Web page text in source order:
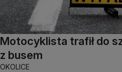
Motocyklista trafił do
z busem
OKOLICE